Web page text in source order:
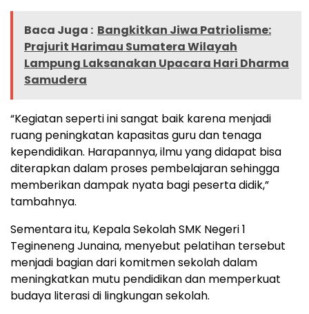
Baca Juga : Bangkitkan Jiwa Patriolisme:
Prajurit Harimau Sumatera Wilayah
Lampung Laksanakan Upacara Hari Dharma
Samudera
“Kegiatan seperti ini sangat baik karena menjadi
ruang peningkatan kapasitas guru dan tenaga
kependidikan. Harapannya, ilmu yang didapat bisa
diterapkan dalam proses pembelajaran sehingga
memberikan dampak nyata bagi peserta didik,”
tambahnya.
Sementara itu, Kepala Sekolah SMK Negeri 1
Tegineneng Junaina, menyebut pelatihan tersebut
menjadi bagian dari komitmen sekolah dalam
meningkatkan mutu pendidikan dan memperkuat
budaya literasi di lingkungan sekolah.